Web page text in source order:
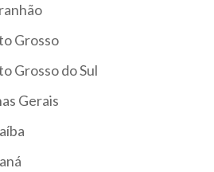
Grosso
Grosso do Sul
Gerais